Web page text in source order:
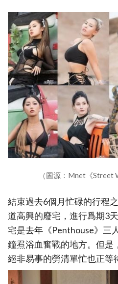
（圖源：Mnet《Street
結束過去6個月忙碌的行程
道高興的廢宅，進行爲期3
宅是去年《Penthouse》三
鐘焄浴血奮戰的地方。但是
絕非易事的勞清單忙也正等